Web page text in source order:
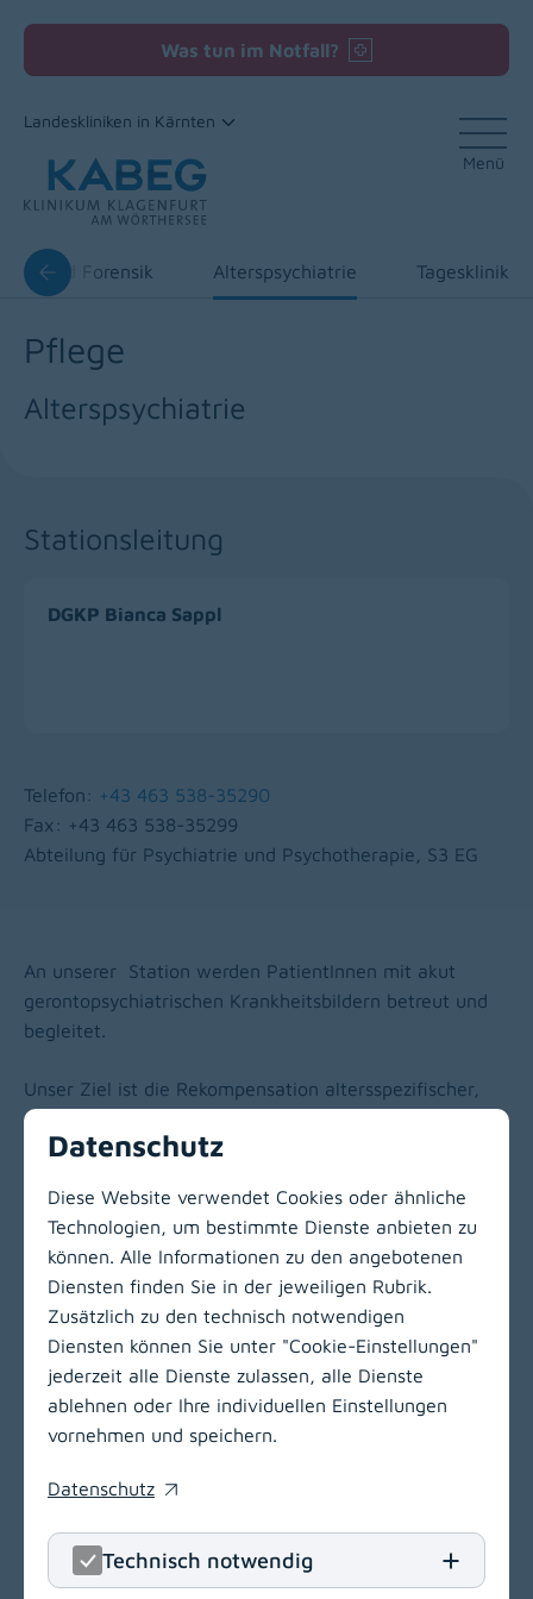
Zum Inhalt
Was tun im Notfall?
Landeskliniken in Kärnten
Menü
und Forensik Alterspsychiatrie Tagesklinik
Pflege
Alterspsychiatrie
Stationsleitung
DGKP Bianca Sappl
Telefon: +43 463 538-35290
Fax: +43 463 538-35299
Abteilung für Psychiatrie und Psychotherapie, S3 EG
An unserer Station werden PatientInnen mit akut
gerontopsychiatrischen Krankheitsbildern betreut und
begleitet.
Unser Ziel ist die Rekompensation altersspezifischer,
akut psychiatrischer Krankheitsbilder sowie die
Reintegration in die Selbständigkeit bzw.
Zur Hauptnavigation
Datenschutz
Diese Website verwendet Cookies oder ähnliche
Technologien, um bestimmte Dienste anbieten zu
können. Alle Informationen zu den angebotenen
Diensten finden Sie in der jeweiligen Rubrik.
Zusätzlich zu den technisch notwendigen
Diensten können Sie unter "Cookie-Einstellungen"
jederzeit alle Dienste zulassen, alle Dienste
ablehnen oder Ihre individuellen Einstellungen
vornehmen und speichern.
Datenschutz
(opens in a new window)
Technisch notwendig